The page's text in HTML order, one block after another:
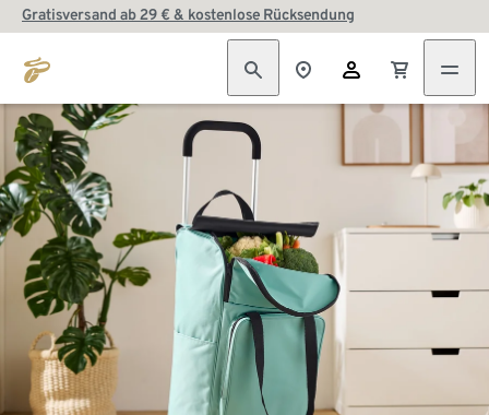
Gratisversand ab 29 € & kostenlose Rücksendung